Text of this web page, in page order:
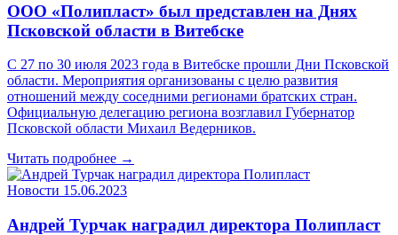
ООО «Полипласт» был представлен на Днях
Псковской области в Витебске
С 27 по 30 июля 2023 года в Витебске прошли Дни Псковской
области. Мероприятия организованы с целю развития
отношений между соседними регионами братских стран.
Официальную делегацию региона возглавил Губернатор
Псковской области Михаил Ведерников.
Читать подробнее →
Новости 15.06.2023
Андрей Турчак наградил директора Полипласт